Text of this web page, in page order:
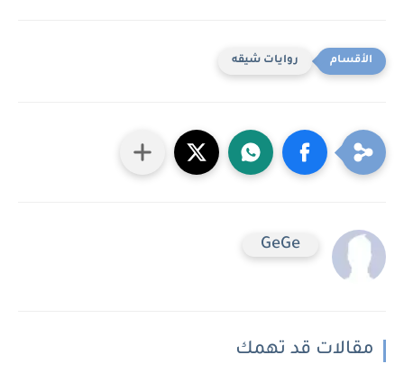
روايات شيقه
GeGe
مقالات قد تهمك